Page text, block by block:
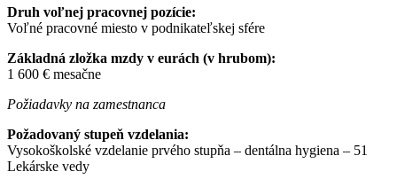
Druh voľnej pracovnej pozície:
Voľné pracovné miesto v podnikateľskej sfére
Základná zložka mzdy v eurách (v hrubom):
1 600 € mesačne
Požiadavky na zamestnanca
Požadovaný stupeň vzdelania:
Vysokoškolské vzdelanie prvého stupňa – dentálna hygiena – 51
Lekárske vedy